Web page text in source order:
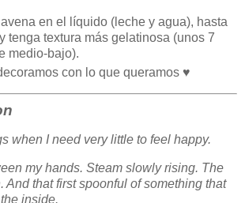
en el líquido (leche y agua), hasta
tenga textura más gelatinosa (unos 7
medio-bajo).
con lo que queramos ♥️
when I need very little to feel happy.
my hands. Steam slowly rising. The
And that first spoonful of something that
inside.